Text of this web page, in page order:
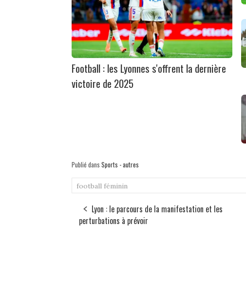
Football : les Lyonnes s'offrent la dernière
victoire de 2025
Publié dans Sports - autres
football féminin
Lyon : le parcours de la manifestation et les
perturbations à prévoir